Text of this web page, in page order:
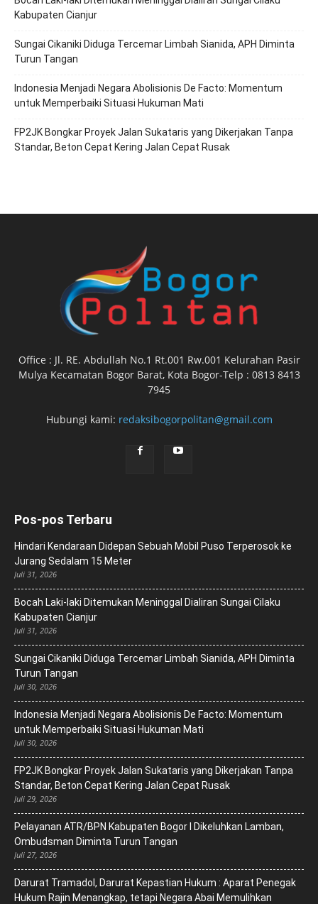
Kabupaten Cianjur
Sungai Cikaniki Diduga Tercemar Limbah Sianida, APH Diminta
Turun Tangan
‎Indonesia Menjadi Negara Abolisionis De Facto: Momentum
untuk Memperbaiki Situasi Hukuman Mati
FP2JK Bongkar Proyek Jalan Sukataris yang Dikerjakan Tanpa
Standar, Beton Cepat Kering Jalan Cepat Rusak
Office : Jl. RE. Abdullah No.1 Rt.001 Rw.001 Kelurahan Pasir
Mulya Kecamatan Bogor Barat, Kota Bogor-Telp : 0813 8413
7945
Hubungi kami: redaksibogorpolitan@gmail.com
Pos-pos Terbaru
Hindari Kendaraan Didepan Sebuah Mobil Puso Terperosok ke
Jurang Sedalam 15 Meter
Juli 31, 2026
Bocah Laki-laki Ditemukan Meninggal Dialiran Sungai Cilaku
Kabupaten Cianjur
Juli 31, 2026
Sungai Cikaniki Diduga Tercemar Limbah Sianida, APH Diminta
Turun Tangan
Juli 30, 2026
‎Indonesia Menjadi Negara Abolisionis De Facto: Momentum
untuk Memperbaiki Situasi Hukuman Mati
Juli 30, 2026
FP2JK Bongkar Proyek Jalan Sukataris yang Dikerjakan Tanpa
Standar, Beton Cepat Kering Jalan Cepat Rusak
Juli 29, 2026
Pelayanan ATR/BPN Kabupaten Bogor I Dikeluhkan Lamban,
Ombudsman Diminta Turun Tangan
Juli 27, 2026
Darurat Tramadol, Darurat Kepastian Hukum : Aparat Penegak
Hukum Rajin Menangkap, tetapi Negara Abai Memulihkan